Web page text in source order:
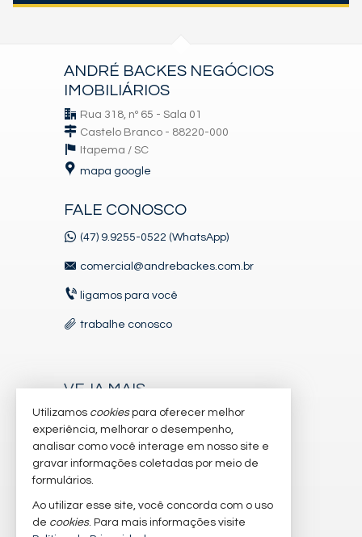
ANDRÉ BACKES NEGÓCIOS
IMOBILIÁRIOS
Rua 318, nº 65 - Sala 01
Castelo Branco - 88220-000
Itapema / SC
mapa google
FALE CONOSCO
(47) 9.9255-0522 (WhatsApp)
comercial@andrebackes.com.br
ligamos para você
trabalhe conosco
VEJA MAIS
receba nosso newsletter
indicadores financeiros
imóveis favoritos
mapa de imóveis
Utilizamos cookiespara oferecer melhor
experiência, melhorar o desempenho,
analisar como você interage em nosso site e
gravar informações coletadas por meio de
formulários.
Ao utilizar esse site, você concorda com o uso
de cookies. Para mais informações visite